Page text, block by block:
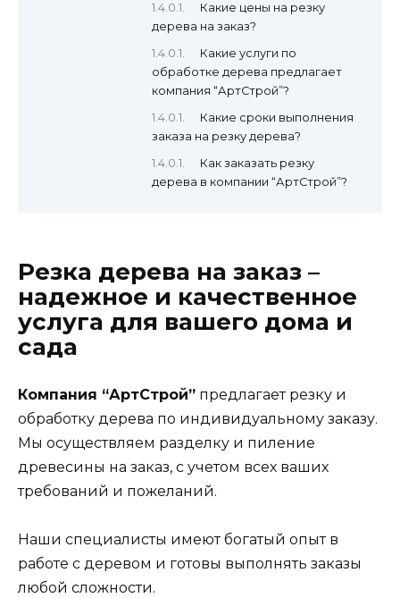
Какие цены на резку
дерева на заказ?
Какие услуги по
обработке дерева предлагает
компания “АртСтрой”?
Какие сроки выполнения
заказа на резку дерева?
Как заказать резку
дерева в компании “АртСтрой”?
Резка дерева на заказ –
надежное и качественное
услуга для вашего дома и
сада
Компания “АртСтрой” предлагает резку и
обработку дерева по индивидуальному заказу.
Мы осуществляем разделку и пиление
древесины на заказ, с учетом всех ваших
требований и пожеланий.
Наши специалисты имеют богатый опыт в
работе с деревом и готовы выполнять заказы
любой сложности.